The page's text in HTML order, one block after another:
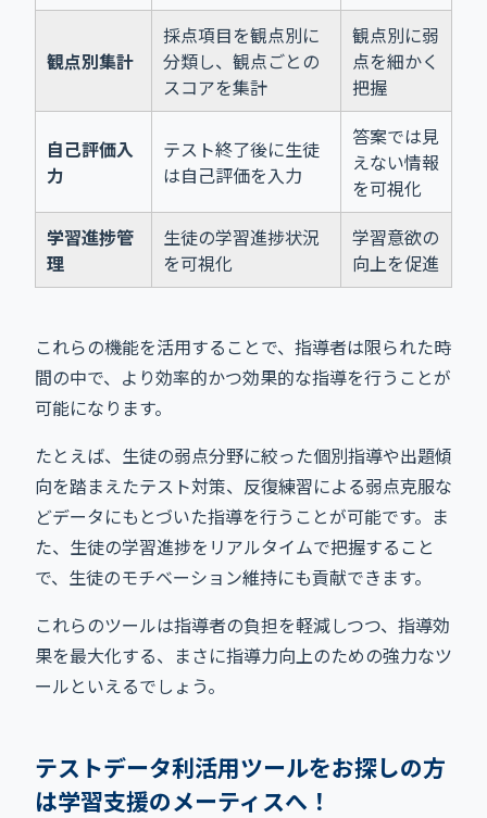
観点別集計
採点項目を観点別に
分類し、観点ごとの
スコアを集計
観点別に弱
点を細かく
把握
自己評価入
力
テスト終了後に生徒
は自己評価を入力
答案では見
えない情報
を可視化
学習進捗管
理
生徒の学習進捗状況
を可視化
学習意欲の
向上を促進
これらの機能を活用することで、指導者は限られた時
間の中で、より効率的かつ効果的な指導を行うことが
可能になります。
たとえば、生徒の弱点分野に絞った個別指導や出題傾
向を踏まえたテスト対策、反復練習による弱点克服な
どデータにもとづいた指導を行うことが可能です。ま
た、生徒の学習進捗をリアルタイムで把握すること
で、生徒のモチベーション維持にも貢献できます。
これらのツールは指導者の負担を軽減しつつ、指導効
果を最大化する、まさに指導力向上のための強力なツ
ールといえるでしょう。
テストデータ利活用ツールをお探しの方
は学習支援のメーティスへ！